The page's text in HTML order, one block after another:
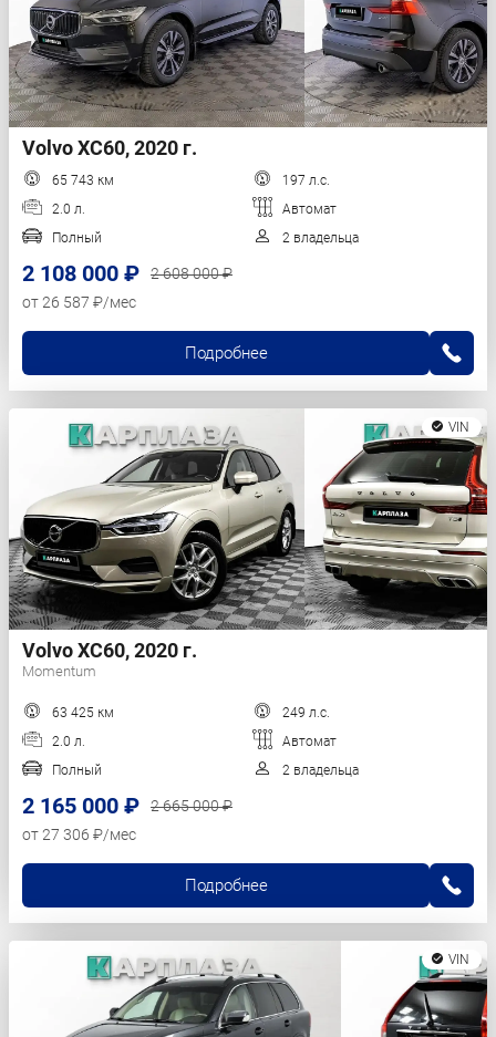
Volvo XC60, 2020 г.
65 743 км
197 л.с.
2.0 л.
Автомат
Полный
2 владельца
2 108 000 ₽
2 608 000 ₽
от 26 587 ₽/мес
Подробнее
VIN
Volvo XC60, 2020 г.
Momentum
63 425 км
249 л.с.
2.0 л.
Автомат
Полный
2 владельца
2 165 000 ₽
2 665 000 ₽
от 27 306 ₽/мес
Подробнее
VIN